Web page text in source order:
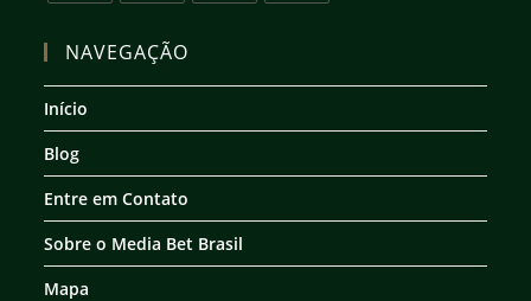
em
nova
aba
em
aba
aba
aba
NAVEGAÇÃO
Início
Blog
Entre em Contato
Sobre o Media Bet Brasil
Mapa